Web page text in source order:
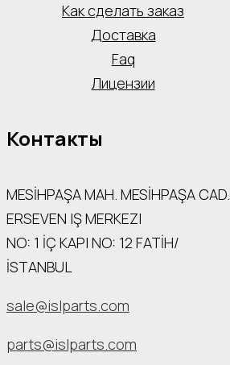
Как сделать заказ
Доставка
Faq
Лицензии
Контакты
MESİHPAŞA МАН. MESİHPAŞA CAD.
ERSEVEN IŞ MERKEZI
NO: 1 İÇ КАРI NO: 12 FATİH/
İSTANBUL
sale@islparts.com
parts@islparts.com